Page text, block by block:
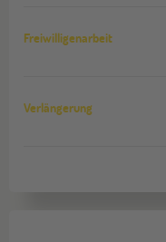
Freiwilligenarbeit
Verlängerung